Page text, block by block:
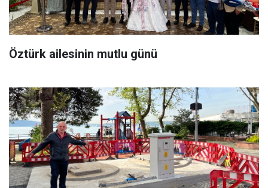
Öztürk ailesinin mutlu günü